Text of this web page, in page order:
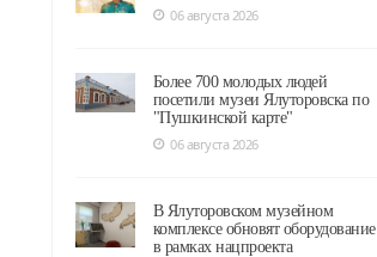
06 августа 2026
Более 700 молодых людей
посетили музеи Ялуторовска по
"Пушкинской карте"
06 августа 2026
В Ялуторовском музейном
комплексе обновят оборудование
в рамках нацпроекта